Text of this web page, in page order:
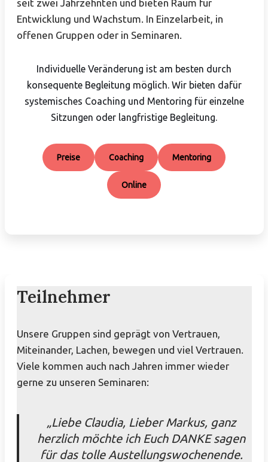
seit zwei Jahrzehnten und bieten Raum für
Entwicklung und Wachstum. In Einzelarbeit, in
offenen Gruppen oder in Seminaren.
Individuelle Veränderung ist am besten durch
konsequente Begleitung möglich. Wir bieten dafür
systemisches Coaching und Mentoring für einzelne
Sitzungen oder langfristige Begleitung.
Preise Coaching Mentoring
Online
Teilnehmer
Unsere Gruppen sind geprägt von Vertrauen,
Miteinander, Lachen, bewegen und viel Vertrauen.
Viele kommen auch nach Jahren immer wieder
gerne zu unseren Seminaren:
„Liebe Claudia, Lieber Markus, ganz
herzlich möchte ich Euch DANKE sagen
für das tolle Austellungswochenende.